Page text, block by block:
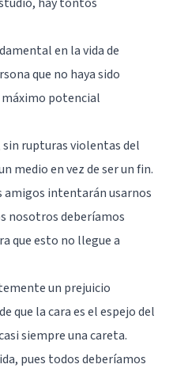
en la vida de
que no haya sido
máximo potencial
rupturas violentas del
medio en vez de ser un fin.
amigos intentarán usarnos
nosotros deberíamos
que esto no llegue a
un prejuicio
que la cara es el espejo del
siempre una careta.
pues todos deberíamos